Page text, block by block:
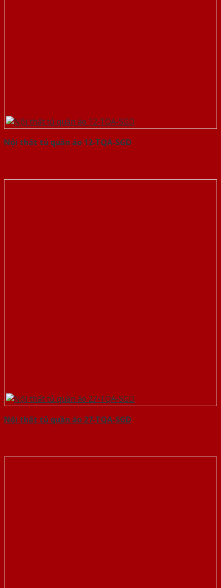
Nội thất tủ quần áo 12-TQA-SGD
Nội thất tủ quần áo 27-TQA-SGD